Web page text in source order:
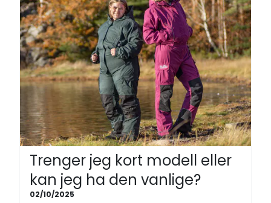
Trenger jeg kort modell eller
kan jeg ha den vanlige?
02/10/2025